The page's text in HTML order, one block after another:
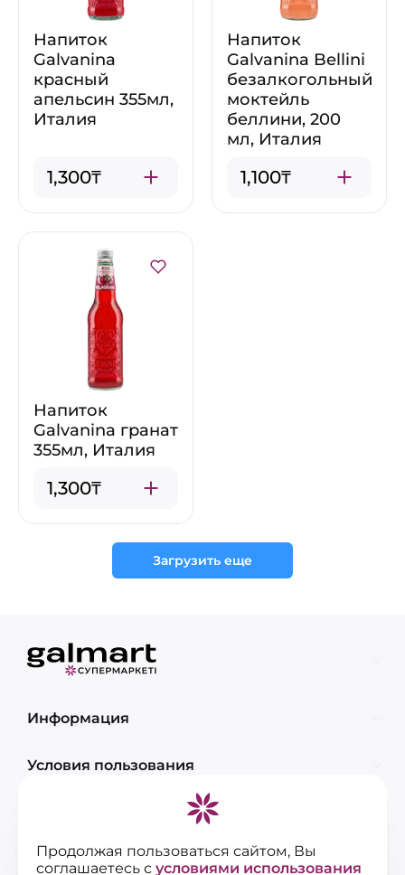
Напиток
Galvanina
красный
апельсин 355мл,
Италия
1,300₸
Напиток
Galvanina Bellini
безалкогольный
моктейль
беллини, 200
мл, Италия
1,100₸
Напиток
Galvanina гранат
355мл, Италия
1,300₸
Загрузить еще
Продолжая пользоваться сайтом, Вы
соглашаетесь с условиями использования
Информация
Условия пользования